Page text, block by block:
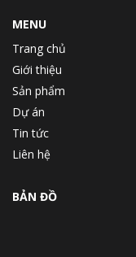
MENU
Trang chủ
Giới thiệu
Sản phẩm
Dự án
Tin tức
Liên hệ
BẢN ĐỒ